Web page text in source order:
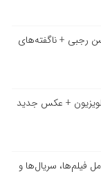
رجبی + ناگفته‌های
تلویزیون + عکس جدید
فیلم‌ها، سریال‌ها و